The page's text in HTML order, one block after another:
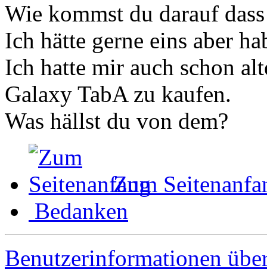
Wie kommst du darauf
Ich hätte gerne eins aber
Ich hatte mir auch schon
Galaxy TabA zu kaufen.
Was hällst du von dem?
Zum
Bedanken
Benutzerinformationen